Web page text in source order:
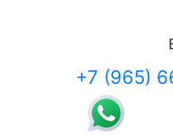
+7 (965)